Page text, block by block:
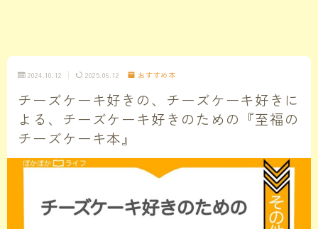
2024.10.12 2025.06.12 おすすめ本
チーズケーキ好きの、チーズケーキ好きに
よる、チーズケーキ好きのための『至福の
チーズケーキ本』